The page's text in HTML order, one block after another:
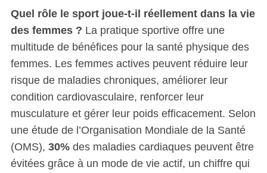
Quel rôle le sport joue-t-il réellement dans la vie
des femmes ? La pratique sportive offre une
multitude de bénéfices pour la santé physique des
femmes. Les femmes actives peuvent réduire leur
risque de maladies chroniques, améliorer leur
condition cardiovasculaire, renforcer leur
musculature et gérer leur poids efficacement. Selon
une étude de l’Organisation Mondiale de la Santé
(OMS), 30%des maladies cardiaques peuvent être
évitées grâce à un mode de vie actif, un chiffre qui